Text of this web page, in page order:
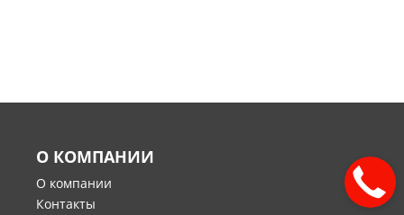
О КОМПАНИИ
О компании
Контакты